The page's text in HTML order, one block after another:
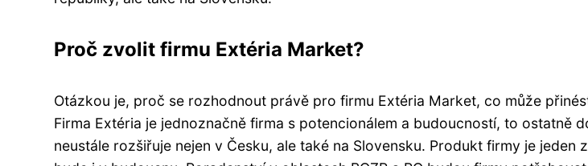
Proč zvolit firmu Extéria Market?
Otázkou je, proč se rozhodnout právě pro firmu Extéria Market, co může
Firma Extéria je jednoznačně firma s potencionálem a budoucností, to ostatně
neustále rozšiřuje nejen v Česku, ale také na Slovensku. Produkt firmy je jeden